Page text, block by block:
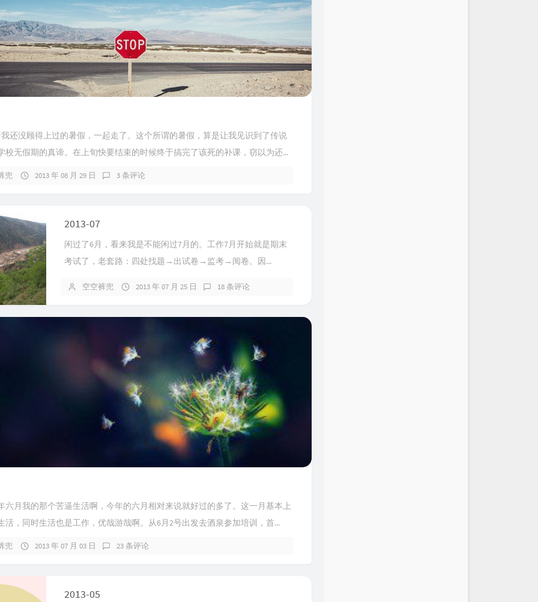
还没顾得上过的暑假，一起走了。这个所谓的暑假，算是让我见识到了传说
校无假期的真谛。在上旬快要结束的时候终于搞完了该死的补课，窃以为还...
兜 2013 年 08 月 29 日 3 条评论
2013-07
闲过了6月，看来我是不能闲过7月的。工作7月开始就是期末
考试了，老套路：四处找题→出试卷→监考→阅卷。因...
空空裤兜 2013 年 07 月 25 日 18 条评论
六月我的那个苦逼生活啊，今年的六月相对来说就好过的多了。这一月基本上
活，同时生活也是工作，优哉游哉啊。从6月2号出发去酒泉参加培训，首...
兜 2013 年 07 月 03 日 23 条评论
2013-05